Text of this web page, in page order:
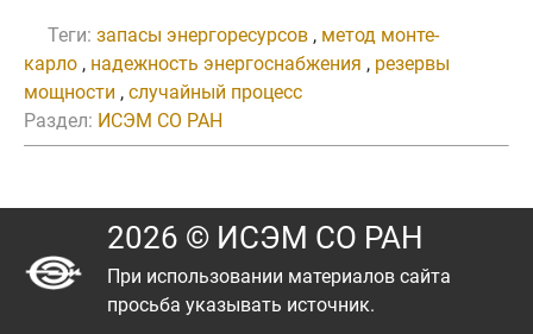
Теги: запасы энергоресурсов , метод монте-
карло , надежность энергоснабжения , резервы
мощности , случайный процесс
Раздел: ИСЭМ СО РАН
2026 © ИСЭМ СО РАН
При использовании материалов сайта
просьба указывать источник.